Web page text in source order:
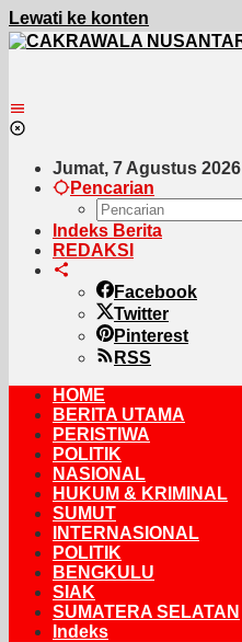
Lewati ke konten
Jumat, 7 Agustus 2026
Pencarian
Indeks Berita
REDAKSI
Facebook
Twitter
Pinterest
RSS
HOME
BERITA UTAMA
PERISTIWA
POLITIK
NASIONAL
HUKUM & KRIMINAL
SUMUT
INTERNASIONAL
POLITIK
BENGKULU
SIAK
SUMATERA SELATAN
Indeks